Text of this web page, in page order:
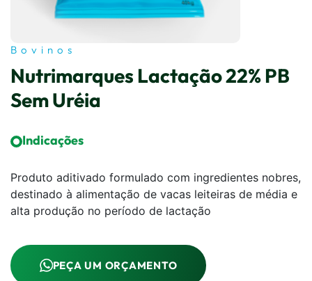
Bovinos
Nutrimarques Lactação 22% PB
Sem Uréia
Indicações
Produto aditivado formulado com ingredientes nobres,
destinado à alimentação de vacas leiteiras de média e
alta produção no período de lactação
PEÇA UM ORÇAMENTO